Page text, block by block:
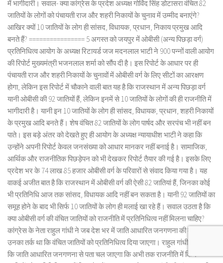
में भागीदारी। सवाल- क्या कांग्रेस के प्रदेश अध्यक्ष गोविंद सिंह डोटासरा वंचित 82
जातियों के लोगों को पंचायती राज और शहरी निकायों के चुनाव में उम्मीद बनाएंगे?
आखिर क्यों 10 जातियों के लोग ही सांसद, विधायक, प्रधान, निकाय प्रमुख आदि
बनते हैं? ================ 5 अगस्त को जयपुर में ओबीसी (अन्य पिछड़ा वर्ग)
प्रतिनिधित्व आयोग के अध्यक्ष रिटायर्ड जज मदनलाल भाटी ने 900 पन्नों वाली आयोग
की रिपोर्ट मुख्यमंत्री भजनलाल शर्मा को सौंप दी है। इस रिपोर्ट के आधार पर ही
पंचायती राज और शहरी निकायों के चुनावों में ओबीसी वर्ग के लिए सीटों का आरक्षण
होगा, लेकिन इस रिपोर्ट में चौकाने वाली बात यह है कि राजस्थान में अन्य पिछड़ा वर्ग
यानी ओबीसी की 92 जातियों हैं, लेकिन इनमें से 10 जातियों के लोगों की ही राजनीति में
भागीदारी है। यानी इन 10 जातियों के लोग ही सांसद, विधायक, प्रधान, शहरी निकायों
के प्रमुख आदि बनते हैं। शेष वंचित 82 जातियों के लोग पार्षद और सरपंच भी नहीं बन
पाते। इस बड़े अंतर को देखते हुए ही आयोग के अध्यक्ष न्यायाधीश भाटी ने कहा कि
उन्होंने अपनी रिपोर्ट केवल जनसंख्या को आधार मानकर नहीं बनाई है। सामाजिक,
आर्थिक और राजनीतिक पिछड़ेपन को भी देखकर रिपोर्ट तैयार की गई है। इसके लिए
प्रदेश भर के 74 लाख 85 हजार ओबीसी वर्ग के परिवारों से संवाद किया गया है। यह
वाकई अजीत बात है कि राजस्थान में ओबीसी वर्ग की ऐसी 82 जातियां हैं, जिनका कोई
भी प्रतिनिधि आज तक सांसद, विधायक आदि नहीं बन सकता है। यानी 92 जातियों का
समूह होने के बाद भी सिर्फ 10 जातियों के लोग ही मलाई खा रहे हैं। सवाल उठता है कि
क्या ओबीसी वर्ग की वंचित जातियों को राजनीति में प्रतिनिधित्व नहीं मिलना चाहिए?
कांग्रेस के नेता राहुल गांधी ने जब देश भर में जाति आधारित जनगणना की मांग की तो
उनका तर्क था कि वंचित जातियों को प्रतिनिधित्व दिया जाएगा। राहुल गांधी कहना रहा
कि जाति आधारित जनगणना से पता चल जाएगा कि अभी तक राजनीति में किन